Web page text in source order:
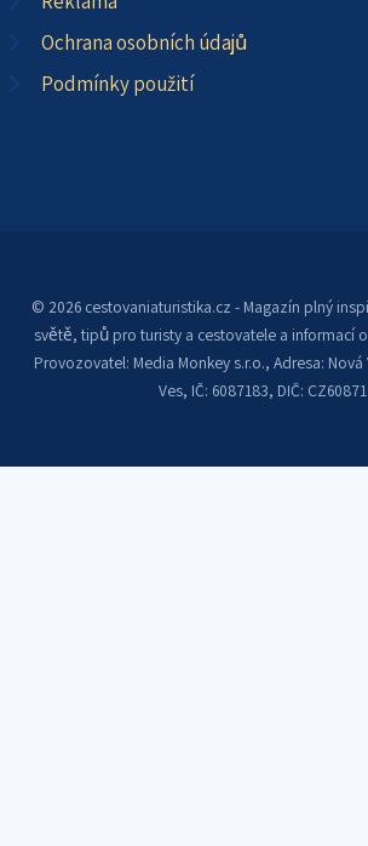
Ochrana osobních údajů
Podmínky použití
© 2026 cestovaniaturistika.cz - Magazín plný
světě, tipů pro turisty a cestovatele a informací
Provozovatel: Media Monkey s.r.o., Adresa: Nová
Ves, IČ: 6087183, DIČ: